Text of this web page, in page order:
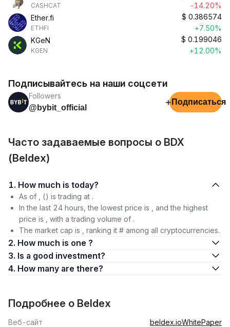
CASHCAT
-14.20%
Ether.fi
ETHFI
$ 0.386574
+7.50%
KGeN
KGEN
$ 0.199046
+12.00%
Подписывайтесь на наши соцсети
Followers
@bybit_official
+ Подписаться
Часто задаваемые вопросы о BDX
(Beldex)
1. How much is today?
As of , () is trading at .
In the last 24 hours, the lowest price is , and the highest
price is , with a trading volume of .
The market cap is , ranking it # among all cryptocurrencies.
2. How much is one ?
3. Is a good investment?
4. How many are there?
Подробнее о Beldex
Веб-сайт beldex.ioWhitePaper